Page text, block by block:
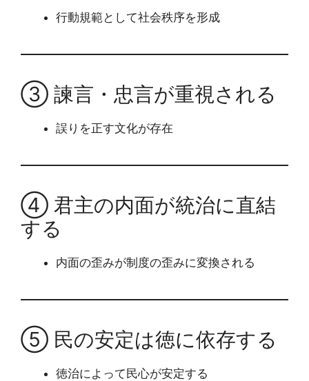
行動規範として社会秩序を形成
③ 諫言・忠言が重視される
誤りを正す文化が存在
④ 君主の内面が統治に直結
する
内面の歪みが制度の歪みに変換される
⑤ 民の安定は徳に依存する
徳治によって民心が安定する